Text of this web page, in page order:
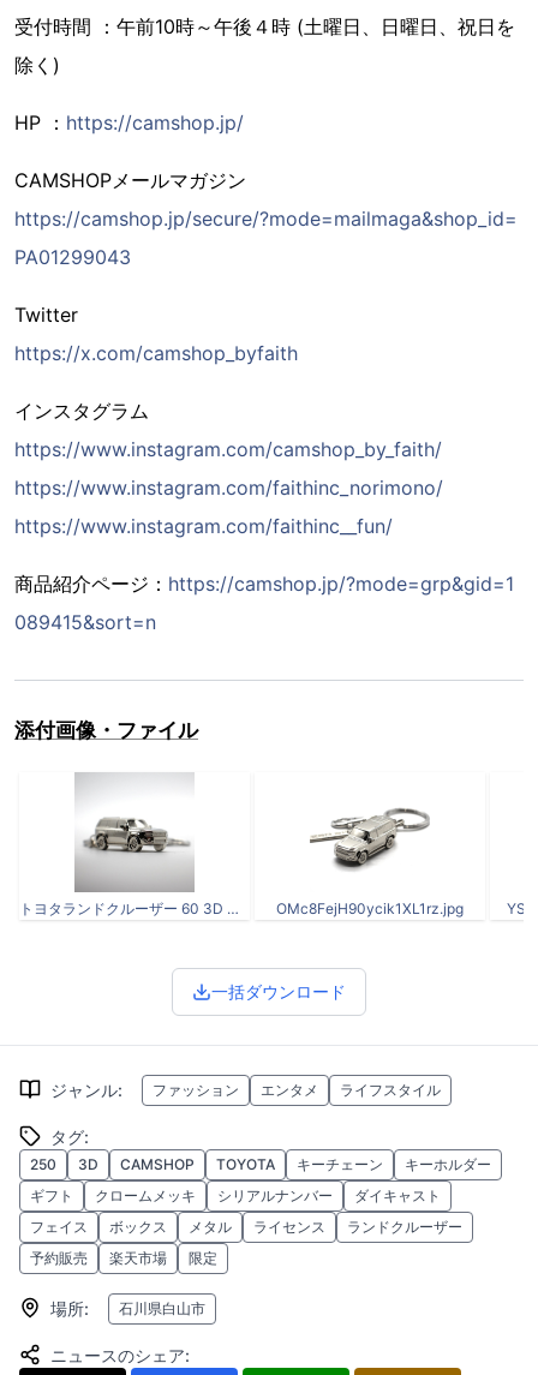
受付時間 ：午前10時～午後４時 (土曜日、日曜日、祝日を
除く)
HP ： https://camshop.jp/
CAMSHOPメールマガジン
https://camshop.jp/secure/?mode=mailmaga&shop_id=
PA01299043
Twitter
https://x.com/camshop_byfaith
インスタグラム
https://www.instagram.com/camshop_by_faith/
https://www.instagram.com/faithinc_norimono/
https://www.instagram.com/faithinc__fun/
商品紹介ページ： https://camshop.jp/?mode=grp&gid=1
089415&sort=n
添付画像・ファイル
トヨタランドクルーザー 60 3D キーリング OMc8FejH90ycik1XL1rz.jpg
一括ダウンロード
ジャンル: ファッション エンタメ ライフスタイル
タグ:
250 3D CAMSHOP TOYOTA キーチェーン
キーホルダー
ギフト
クロームメッキ シリアルナンバー
ダイキャスト
フェイス
ボックス メタル ライセンス
ランドクルーザー
予約販売
楽天市場 限定
場所: 石川県白山市
ニュースのシェア: